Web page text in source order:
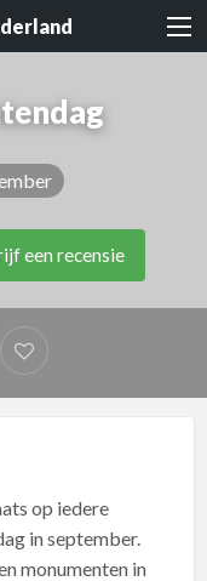
een recensie
op iedere
in september.
monumenten in